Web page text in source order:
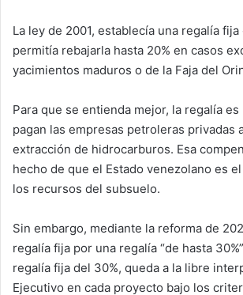
La ley de 2001, establecía una regalía
permitía rebajarla hasta 20% en casos
yacimientos maduros o de la Faja del
Para que se entienda mejor, la regalía
pagan las empresas petroleras privadas
extracción de hidrocarburos. Esa
hecho de que el Estado venezolano es
los recursos del subsuelo.
Sin embargo, mediante la reforma de
regalía fija por una regalía “de hasta
regalía fija del 30%, queda a la libre
Ejecutivo en cada proyecto bajo los